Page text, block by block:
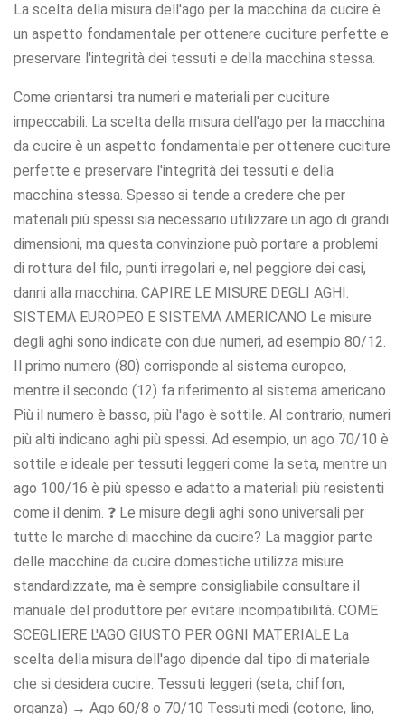
La scelta della misura dell'ago per la macchina da cucire è
un aspetto fondamentale per ottenere cuciture perfette e
preservare l'integrità dei tessuti e della macchina stessa.
Come orientarsi tra numeri e materiali per cuciture
impeccabili. La scelta della misura dell'ago per la macchina
da cucire è un aspetto fondamentale per ottenere cuciture
perfette e preservare l'integrità dei tessuti e della
macchina stessa. Spesso si tende a credere che per
materiali più spessi sia necessario utilizzare un ago di grandi
dimensioni, ma questa convinzione può portare a problemi
di rottura del filo, punti irregolari e, nel peggiore dei casi,
danni alla macchina. CAPIRE LE MISURE DEGLI AGHI:
SISTEMA EUROPEO E SISTEMA AMERICANO Le misure
degli aghi sono indicate con due numeri, ad esempio 80/12.
Il primo numero (80) corrisponde al sistema europeo,
mentre il secondo (12) fa riferimento al sistema americano.
Più il numero è basso, più l'ago è sottile. Al contrario, numeri
più alti indicano aghi più spessi. Ad esempio, un ago 70/10 è
sottile e ideale per tessuti leggeri come la seta, mentre un
ago 100/16 è più spesso e adatto a materiali più resistenti
come il denim. ❓ Le misure degli aghi sono universali per
tutte le marche di macchine da cucire? La maggior parte
delle macchine da cucire domestiche utilizza misure
standardizzate, ma è sempre consigliabile consultare il
manuale del produttore per evitare incompatibilità. COME
SCEGLIERE L'AGO GIUSTO PER OGNI MATERIALE La
scelta della misura dell'ago dipende dal tipo di materiale
che si desidera cucire: Tessuti leggeri (seta, chiffon,
organza) → Ago 60/8 o 70/10 Tessuti medi (cotone, lino,